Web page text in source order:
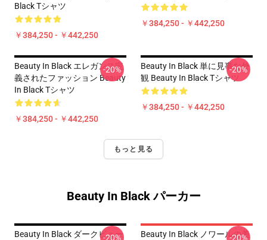
Black Tシャツ
￥384,250 - ￥442,250
￥384,250 - ￥442,250
Beauty In Black エレガンス定
義されたファッション Beauty
In Black Tシャツ
￥384,250 - ￥442,250
-20%
Beauty In Black 単に見事な外
観 Beauty In Black Tシャツ
￥384,250 - ￥442,250
-20%
もっと見る
Beauty In Black パーカー
Beauty In Black ダークビュー
-20% Beauty In Black ノワールの美
-20%